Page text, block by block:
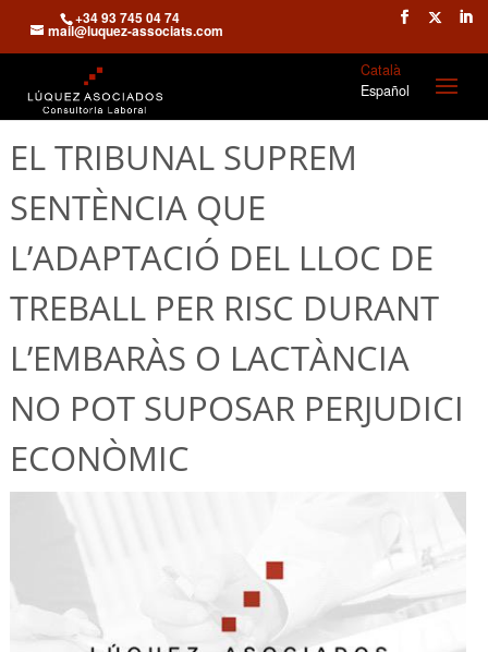
+34 93 745 04 74
mail@luquez-associats.com
Català
Español
EL TRIBUNAL SUPREM
SENTÈNCIA QUE
L’ADAPTACIÓ DEL LLOC DE
TREBALL PER RISC DURANT
L’EMBARÀS O LACTÀNCIA
NO POT SUPOSAR PERJUDICI
ECONÒMIC